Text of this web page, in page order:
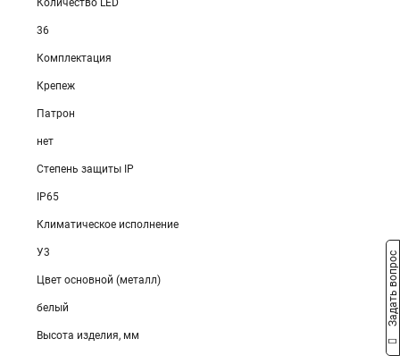
Количество LED
36
Комплектация
Крепеж
Патрон
нет
Степень защиты IP
IP65
Климатическое исполнение
У3
Цвет основной (металл)
белый
Высота изделия, мм
Задать вопрос